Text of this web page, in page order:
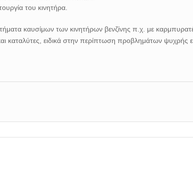
του κινητήρα.
καυσίμων των κινητήρων βενζίνης π.χ. με
καταλύτες, ειδικά στην περίπτωση προβλημάτων ψυχρής